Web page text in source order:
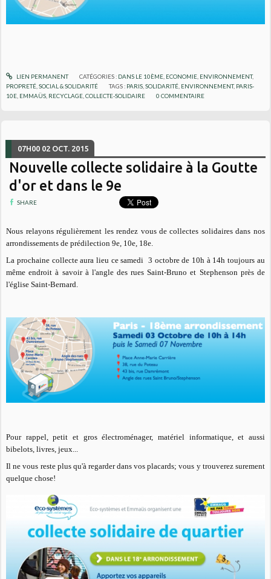
LIEN PERMANENT CATÉGORIES : DANS LE 10ÈME, ECONOMIE, ENVIRONNEMENT,
PROPRETÉ ,SOCIAL & SOLIDARITÉ TAGS : PARIS ,SOLIDARITÉ ENVIRONNEMENT, PARIS-
10E EMMAÜS RECYCLAGE ,COLLECTE-SOLIDAIRE 0 COMMENTAIRE
07H00 02 OCT. 2015
Nouvelle collecte solidaire à la Goutte
d'or et dans le 9e
SHARE
Nous relayons régulièrement les rendez vous de collectes solidaires dans nos
arrondissements de prédilection 9e, 10e, 18e.
La prochaine collecte aura lieu ce samedi 3 octobre de 10h à 14h toujours au
même endroit à savoir à l'angle des rues Saint-Bruno et Stephenson près de
l'église Saint-Bernard.
Pour rappel, petit et gros électroménager, matériel informatique, et aussi
bibelots, livres, jeux...
Il ne vous reste plus qu'à regarder dans vos placards; vous y trouverez surement
quelque chose!